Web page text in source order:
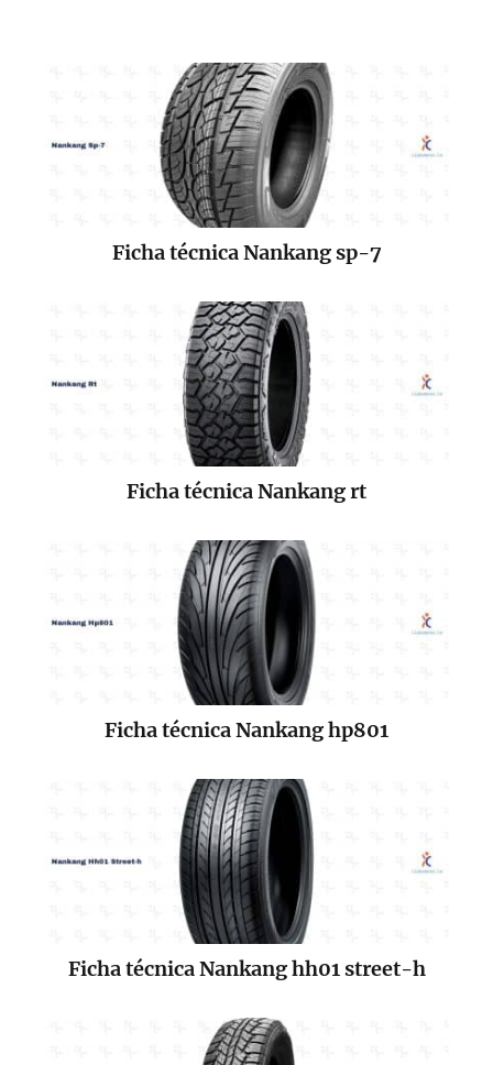
Ficha técnica Nankang sp-7
Ficha técnica Nankang rt
Ficha técnica Nankang hp801
Ficha técnica Nankang hh01 street-h